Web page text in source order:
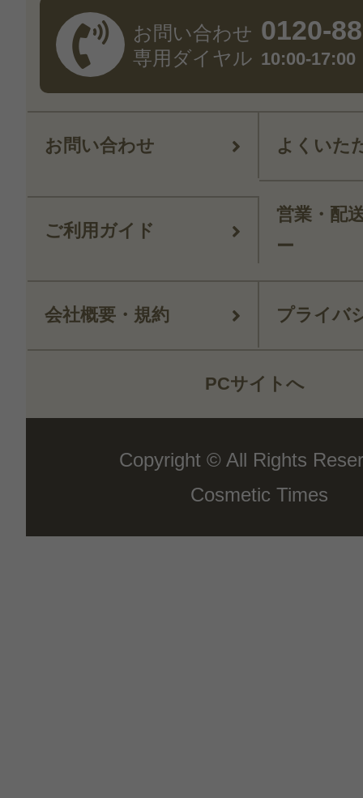
お問い合わせ
専用ダイヤル
0120-
10:00-17:00
お問い合わせ よくいた
ご利用ガイド
営業・配
ー
会社概要・規約 プライバ
PCサイトへ
Copyright © All Rights
Cosmetic Times